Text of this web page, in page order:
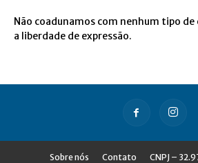
Não coadunamos com nenhum tipo de
a liberdade de expressão.
Sobre nós Contato CNPJ –